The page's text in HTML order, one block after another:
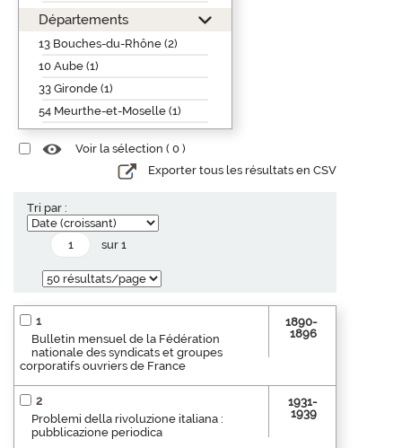
Départements
13 Bouches-du-Rhône (2)
10 Aube (1)
33 Gironde (1)
54 Meurthe-et-Moselle (1)
Voir la sélection ( 0 )
Exporter tous les résultats en CSV
Tri par :
sur 1
1
Bulletin mensuel de la Fédération
nationale des syndicats et groupes
corporatifs ouvriers de France
1890-
1896
2
Problemi della rivoluzione italiana :
pubblicazione periodica
1931-
1939